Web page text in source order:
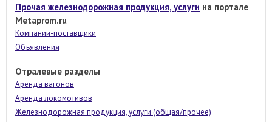
Прочая железнодорожная продукция, услуги на портале
Metaprom.ru
Компании-поставщики
Объявления
Отралевые разделы
Аренда вагонов
Аренда локомотивов
Железнодорожная продукция, услуги (общая/прочее)